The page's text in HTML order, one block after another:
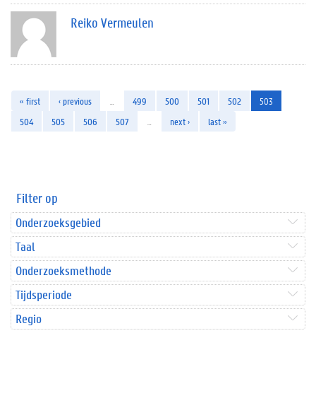
Reiko Vermeulen
« first ‹ previous 499 500 501 502
503
504
505 506 507 next › last »
Filter op
Onderzoeksgebied
Taal
Onderzoeksmethode
Tijdsperiode
Regio